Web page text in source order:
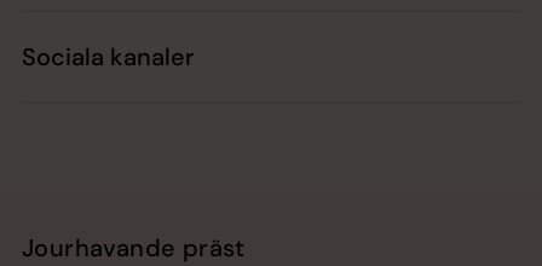
Sociala kanaler
Jourhavande präst